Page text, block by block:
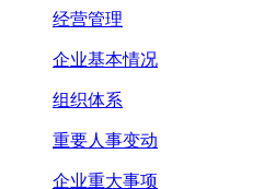
经营管理
企业基本情况
组织体系
重要人事变动
企业重大事项